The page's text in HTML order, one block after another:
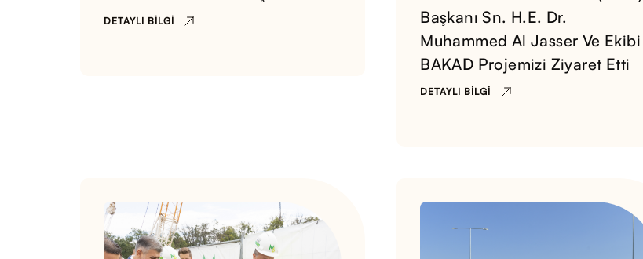
DETAYLI BILGI
Başkanı Sn. H.E. Dr.
Muhammed Al Jasser Ve Ekibi
BAKAD Projemizi Ziyaret Etti
DETAYLI BILGI